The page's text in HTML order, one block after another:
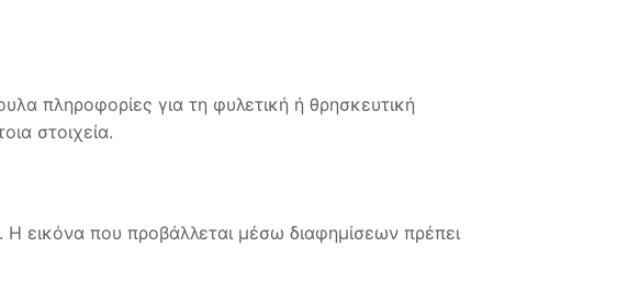
πληροφορίες για τη φυλετική ή θρησκευτική
στοιχεία.
Η εικόνα που προβάλλεται μέσω διαφημίσεων πρέπει